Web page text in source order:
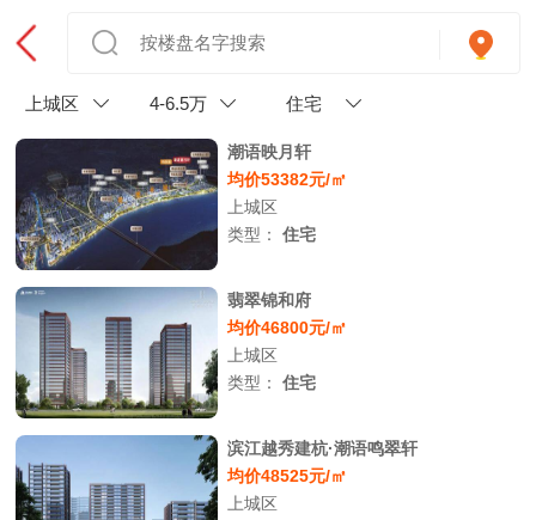
上城区 4-6.5万 住宅
潮语映月轩
均价53382元/㎡
上城区
类型：住宅
翡翠锦和府
均价46800元/㎡
上城区
类型：住宅
滨江越秀建杭·潮语鸣翠轩
均价48525元/㎡
上城区